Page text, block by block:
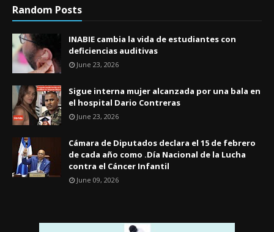
Random Posts
INABIE cambia la vida de estudiantes con
deficiencias auditivas
June 23, 2026
Sigue interna mujer alcanzada por una bala en
el hospital Dario Contreras
June 23, 2026
Cámara de Diputados declara el 15 de febrero
de cada año como .Día Nacional de la Lucha
contra el Cáncer Infantil
June 09, 2026